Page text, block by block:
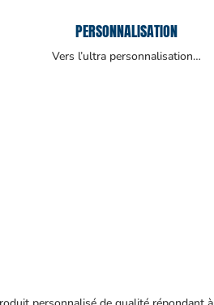
PERSONNALISATION
Vers l’ultra personnalisation…